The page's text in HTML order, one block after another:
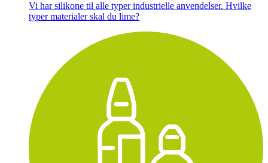
Vi har silikone til alle typer industrielle anvendelser. Hvilke
typer materialer skal du lime?